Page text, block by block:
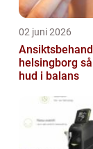
02 juni 2026
helsingborg så får du en
hud i balans